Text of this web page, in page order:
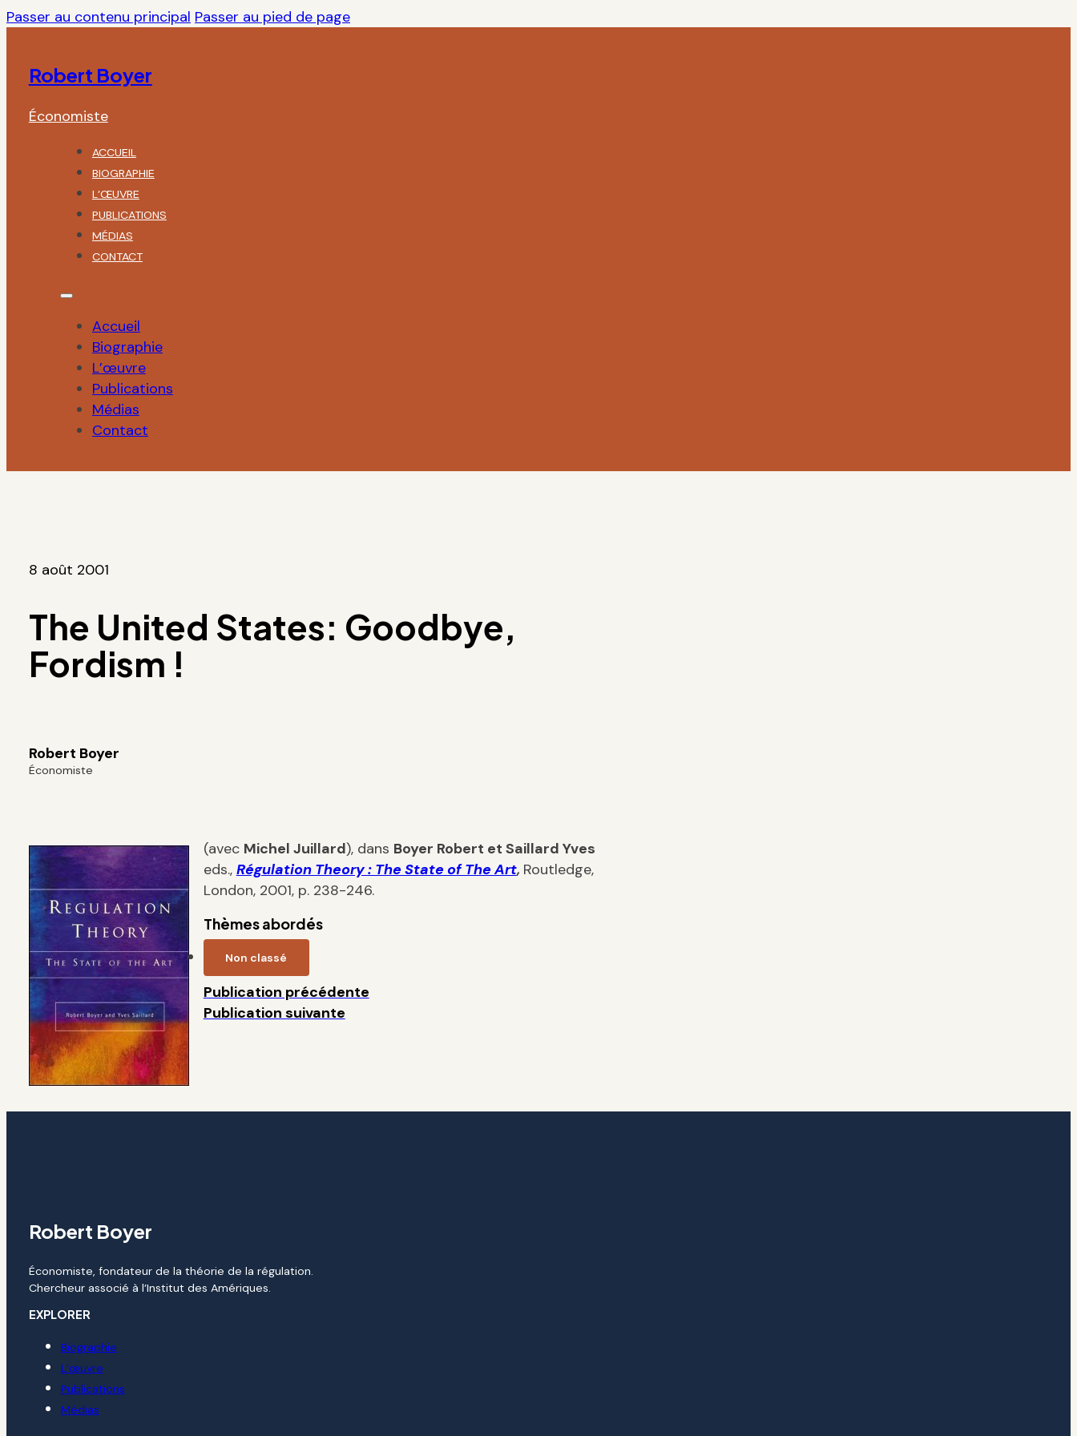
Passer au contenu principal Passer au pied de page
Robert Boyer
Économiste
ACCUEIL
BIOGRAPHIE
L’ŒUVRE
PUBLICATIONS
MÉDIAS
CONTACT
Accueil
Biographie
L’œuvre
Publications
Médias
Contact
8 août 2001
The United States: Goodbye,
Fordism !
Robert Boyer
Économiste
(avec Michel Juillard), dans Boyer Robert et Saillard Yves
eds., Régulation Theory : The State of The Art, Routledge,
London, 2001, p. 238-246.
Thèmes abordés
Non classé
Publication précédente
Publication suivante
Robert Boyer
Économiste, fondateur de la théorie de la régulation.
Chercheur associé à l’Institut des Amériques.
EXPLORER
Biographie
L’œuvre
Publications
Médias